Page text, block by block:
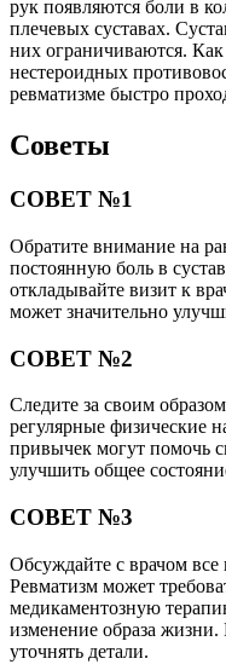
рук появляются боли в
плечевых суставах.
них ограничиваются.
нестероидных
ревматизме быстро
Советы
СОВЕТ №1
Обратите внимание на
постоянную боль в
откладывайте визит к
может значительно
СОВЕТ №2
Следите за своим
регулярные физические
привычек могут помочь
улучшить общее
СОВЕТ №3
Обсуждайте с врачом
Ревматизм может
медикаментозную
изменение образа жизни.
уточнять детали.